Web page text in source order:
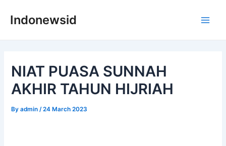
Indonewsid
NIAT PUASA SUNNAH
AKHIR TAHUN HIJRIAH
Byadmin /24 March 2023